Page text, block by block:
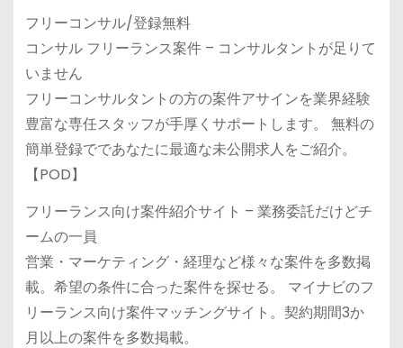
フリーコンサル/登録無料
コンサル フリーランス案件 – コンサルタントが足りて
いません
フリーコンサルタントの方の案件アサインを業界経験
豊富な専任スタッフが手厚くサポートします。 無料の
簡単登録でであなたに最適な未公開求人をご紹介。
【POD】
フリーランス向け案件紹介サイト – 業務委託だけどチ
ームの一員
営業・マーケティング・経理など様々な案件を多数掲
載。希望の条件に合った案件を探せる。 マイナビのフ
リーランス向け案件マッチングサイト。契約期間3か
月以上の案件を多数掲載。